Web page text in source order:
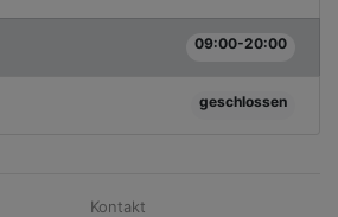
09:00-20:00
geschlossen
Kontakt